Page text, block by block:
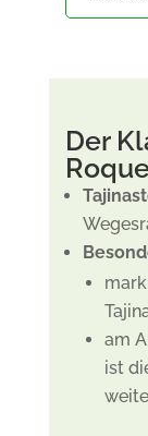
Der
am
ist